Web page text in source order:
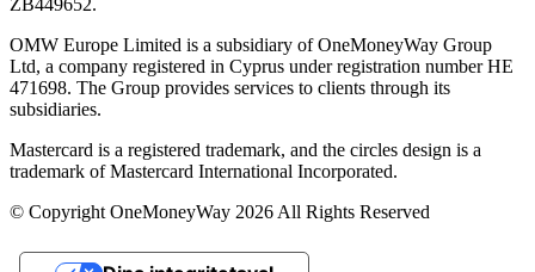
ZB449652.
OMW Europe Limited is a subsidiary of OneMoneyWay Group
Ltd, a company registered in Cyprus under registration number ΗΕ
471698. The Group provides services to clients through its
subsidiaries.
Mastercard is a registered trademark, and the circles design is a
trademark of Mastercard International Incorporated.
© Copyright OneMoneyWay 2026 All Rights Reserved